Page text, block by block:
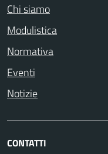
Chi siamo
Modulistica
Normativa
Eventi
Notizie
CONTATTI